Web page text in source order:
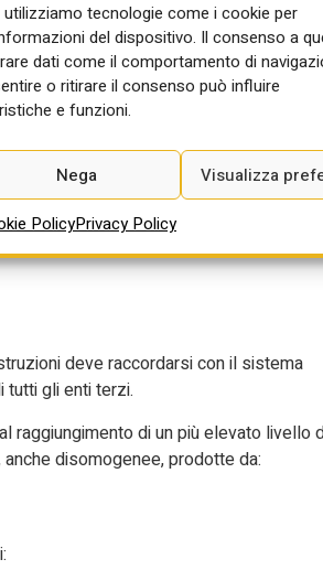
tecnologie come i cookie per
del dispositivo. Il consenso a
dati come il comportamento di
o ritirare il consenso può influire
e funzioni.
Nega Visualizza
PolicyPrivacy Policy
valutare il comportamento nel
o per alcune delle sue parti, siano
amministrativo (variazione
del bene, da mantenere
nella fase di realizzazione così
legalità e del corretto e buon esito
deve raccordarsi con il sistema
tutti gli enti terzi.
di un più elevato livello
disomogenee, prodotte da: